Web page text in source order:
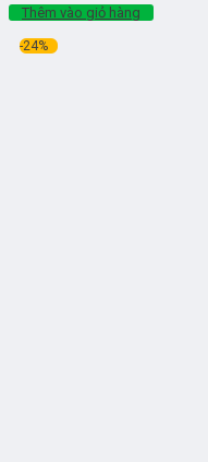
Thêm vào giỏ hàng
-24%